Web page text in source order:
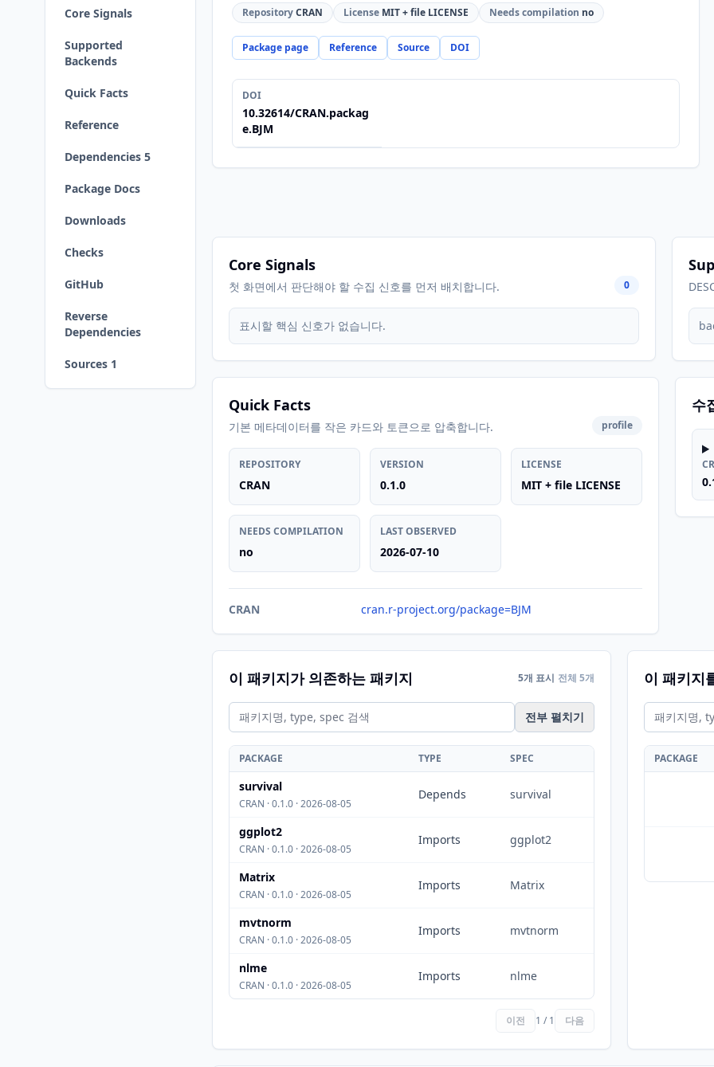
Core Signals
Supported
Backends
Quick Facts
Reference
Dependencies 5
Package Docs
Downloads
Checks
GitHub
Reverse
Dependencies
Sources 1
RepositoryCRAN License MIT + file LICENSE Needs compilation no
Package page Reference Source DOI
DOI
10.32614/CRAN.packag
e.BJM
Core Signals
첫 화면에서 판단해야 할 수집 신호를 먼저 배치합니다. 0
표시할 핵심 신호가 없습니다.
Quick Facts
기본 메타데이터를 작은 카드와 토큰으로 압축합니다. profile
REPOSITORY
CRAN
VERSION
0.1.0
LICENSE
MIT + file LICENSE
NEEDS COMPILATION
no
LAST OBSERVED
2026-07-10
CRAN cran.r-project.org/package=BJM
수
이 패키지가 의존하는 패키지 5개 표시 전체 5개
전부 펼치기
PACKAGE TYPE SPEC
survival
CRAN · 0.1.0 · 2026-08-05
Depends survival
ggplot2
CRAN · 0.1.0 · 2026-08-05
Imports ggplot2
Matrix
CRAN · 0.1.0 · 2026-08-05
Imports Matrix
mvtnorm
CRAN · 0.1.0 · 2026-08-05
Imports mvtnorm
nlme
CRAN · 0.1.0 · 2026-08-05
Imports nlme
이전 1 / 1 다음
이 패키지
PACKAGE